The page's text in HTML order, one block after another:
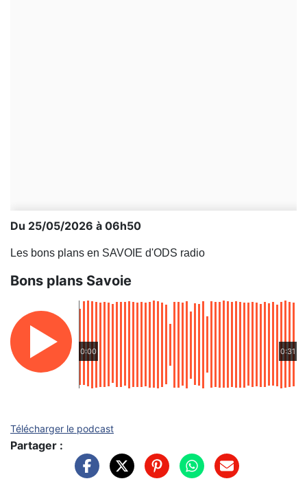
Du 25/05/2026 à 06h50
Les bons plans en SAVOIE d'ODS radio
Bons plans Savoie
0:00 0:31
Télécharger le podcast
Partager :